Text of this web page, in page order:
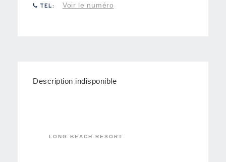
TEL: Voir le numéro
Description indisponible
LONG BEACH RESORT